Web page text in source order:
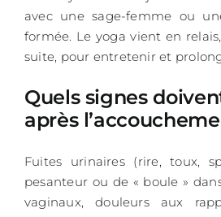
avec une sage-femme ou
formée. Le yoga vient en
suite, pour entretenir et
Quels signes
après
Fuites urinaires (rire, toux,
pesanteur ou de « boule »
vaginaux, douleurs aux